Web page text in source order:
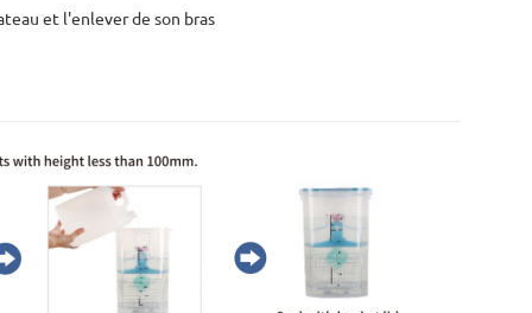
et l'enlever de son bras